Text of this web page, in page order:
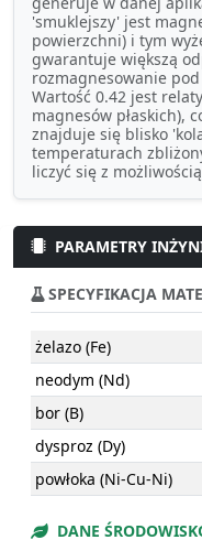
'smuklejszy' jest
powierzchni) i tym
gwarantuje większą
rozmagnesowanie
Wartość 0.42 jest
magnesów płaskich),
znajduje się blisko
temperaturach
liczyć się z
PARAMETRY
SPECYFIKACJA
żelazo (Fe)
neodym (Nd)
bor (B)
dysproz (Dy)
powłoka (Ni-Cu-Ni)
DANE